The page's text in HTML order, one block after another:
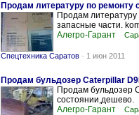
Продам литературу по ремонту
Продам литературу
запасные части.
Алегро-Гарант
Спецтехника Саратов - 1 июн 2011
Продам бульдозер Caterpillar
Продам бульдозер
состоянии,дешево.
Алегро-Гарант